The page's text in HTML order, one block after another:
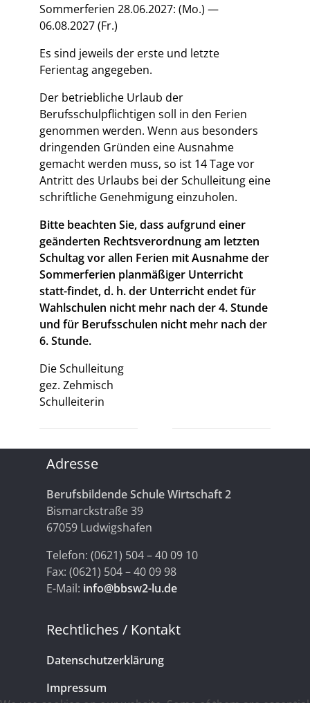
Sommerferien 28.06.2027: (Mo.) —
06.08.2027 (Fr.)
Es sind jeweils der erste und letzte
Ferientag angegeben.
Der betriebliche Urlaub der
Berufsschulpflichtigen soll in den Ferien
genommen werden. Wenn aus besonders
dringenden Gründen eine Ausnahme
gemacht werden muss, so ist 14 Tage vor
Antritt des Urlaubs bei der Schulleitung eine
schriftliche Genehmigung einzuholen.
Bitte beachten Sie, dass aufgrund einer
geänderten Rechtsverordnung am letzten
Schultag vor allen Ferien mit Ausnahme der
Sommerferien planmäßiger Unterricht
statt-findet, d. h. der Unterricht endet für
Wahlschulen nicht mehr nach der 4. Stunde
und für Berufsschulen nicht mehr nach der
6. Stunde.
Die Schulleitung
gez. Zehmisch
Schulleiterin
Adresse
Berufsbildende Schule Wirtschaft 2
Bismarckstraße 39
67059 Ludwigshafen
Telefon: (0621) 504 – 40 09 10
Fax: (0621) 504 – 40 09 98
E-Mail: info@bbsw2-lu.de
Rechtliches / Kontakt
Datenschutzerklärung
Impressum